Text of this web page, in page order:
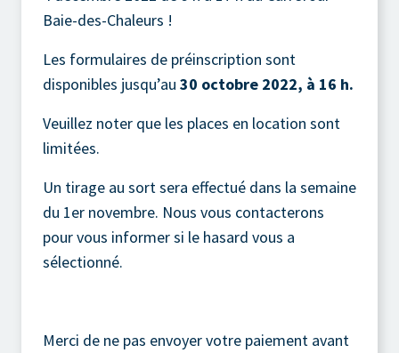
Baie-des-Chaleurs !
Les formulaires de préinscription sont
disponibles jusqu’au 30 octobre 2022, à 16 h.
Veuillez noter que les places en location sont
limitées.
Un tirage au sort sera effectué dans la semaine
du 1er novembre. Nous vous contacterons
pour vous informer si le hasard vous a
sélectionné.
Merci de ne pas envoyer votre paiement avant